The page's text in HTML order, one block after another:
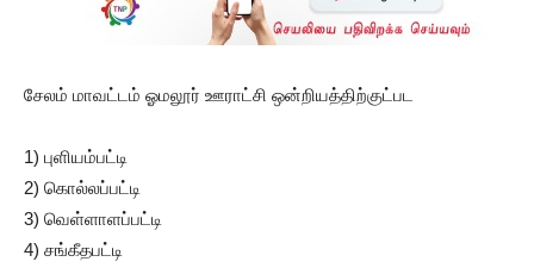
சேலம் மாவட்டம் ஓமலூர் ஊராட்சி ஒன்றியத்திற்குட்பட
1) புளியம்பட்டி
2) கொல்லப்பட்டி
3) வெள்ளாளப்பட்டி
4) சங்கீதபட்டி